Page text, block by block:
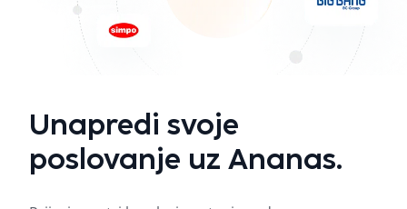
Unapredi svoje
poslovanje uz Ananas.